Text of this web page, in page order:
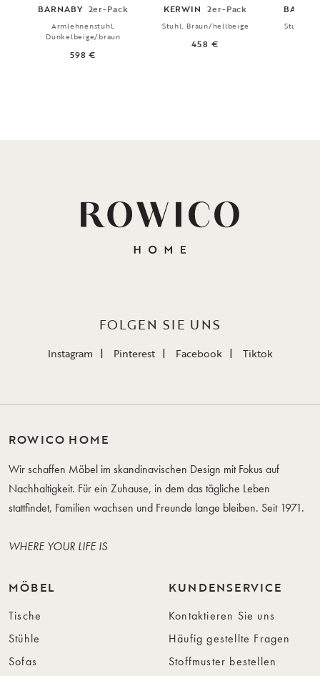
BARNABY 2er-Pack
Armlehnenstuhl,
Dunkelbeige/braun
598 €
KERWIN 2er-Pack
Stuhl, Braun/hellbeige
458 €
Stuhl,
FOLGEN SIE UNS
Instagram Pinterest Facebook Tiktok
ROWICO HOME
Wir schaffen Möbel im skandinavischen Design mit Fokus auf
Nachhaltigkeit. Für ein Zuhause, in dem das tägliche Leben
stattfindet, Familien wachsen und Freunde lange bleiben. Seit 1971.
WHERE YOUR LIFE IS
MÖBEL
Tische
Stühle
Sofas
KUNDENSERVICE
Kontaktieren Sie uns
Häufig gestellte Fragen
Stoffmuster bestellen